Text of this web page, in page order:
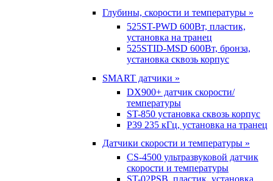
Глубины, скорости и температуры »
525ST-PWD 600Вт, пластик,
установка на транец
525STID-MSD 600Вт, бронза,
установка сквозь корпус
SMART датчики »
DX900+ датчик скорости/
температуры
ST-850 установка сквозь корпус
P39 235 кГц, установка на транец
Датчики скорости и температуры »
CS-4500 ультразвуковой датчик
скорости и температуры